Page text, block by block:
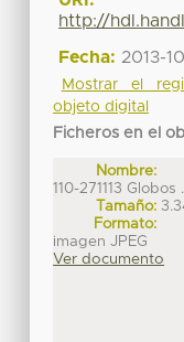
http://
Fecha: 2013-
Mostrar el
objeto digital
Ficheros en el
Nombre:
110-271113 Globos
Tamaño:
Formato:
imagen JPEG
Ver documento